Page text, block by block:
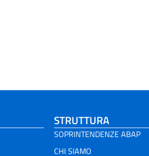
STRUTTURA
SOPRINTENDENZE ABAP
CHI SIAMO